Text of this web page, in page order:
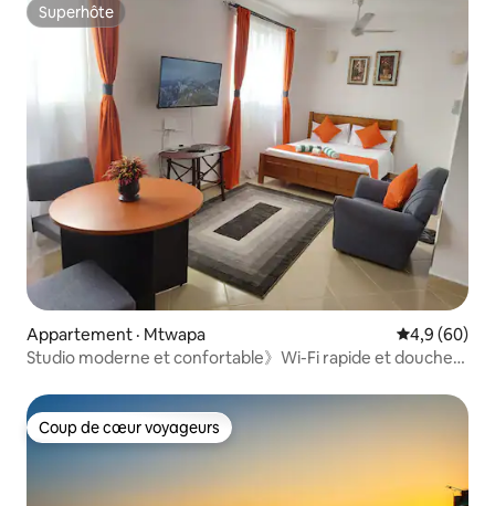
Superhôte
Superhôte
Appartement · Mtwapa Note
4,9 (60)
Studio moderne et confortable》Wi-Fi rapide et douche
Coup de cœur voyageurs
Coup de cœur voyageurs